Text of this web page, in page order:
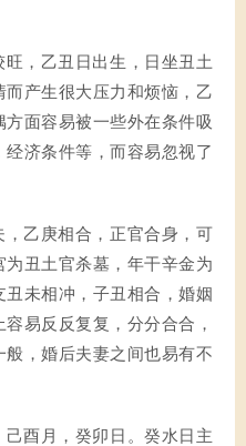
，乙丑日出生，日坐丑土
产生很大压力和烦恼，乙
面容易被一些外在条件吸
济条件等，而容易忽视了
乙庚相合，正官合身，可
为丑土官杀墓，年干辛金为
未相冲，子丑相合，婚姻
易反反复复，分分合合，
，婚后夫妻之间也易有不
酉月，癸卯日。癸水日主